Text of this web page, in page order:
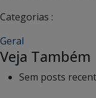
Categorias :
Geral
Veja Também
Sem posts